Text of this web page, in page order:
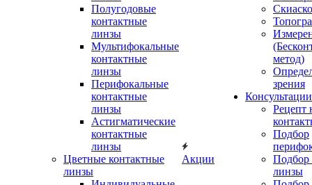
Полугодовые
контактные
линзы
Мультифокальные
контактные
линзы
Перифокальные
контактные
линзы
Астигматические
контактные
линзы
Цветные контактные
линзы
Акции
метод)
зрения
Рецепт
Подбор
Подбор
линзы